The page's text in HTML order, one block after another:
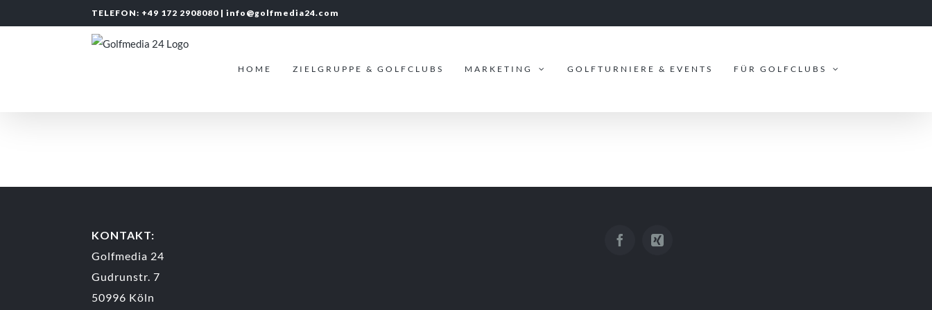
Inhalt
TELEFON: +49 172 2908080 | info@golfmedia24.com
HOME ZIELGRUPPE & GOLFCLUBS MARKETING GOLFTURNIERE & EVENTS FÜR GOLFCLUBS
KONTAKT:
Golfmedia 24
Gudrunstr. 7
50996 Köln